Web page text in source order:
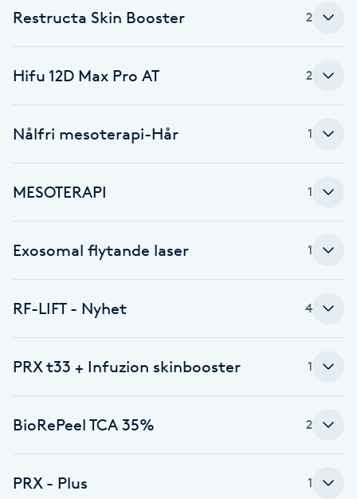
Brynformning
Brynplockning
Bröllopsuppsättning
Celluliter
Color correction
Dermapen
Restructa Skin Booster 2
Hifu 12D Max Pro AT 2
Nålfri mesoterapi-Hår 1
MESOTERAPI 1
Exosomal flytande laser 1
RF-LIFT - Nyhet 4
PRX t33 + Infuzion skinbooster 1
BioRePeel TCA 35% 2
PRX - Plus 1